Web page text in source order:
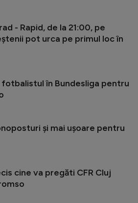
- Rapid, de la 21:00, pe
pot urca pe primul loc în
fotbalistul în Bundesliga pentru
și mai ușoare pentru
cine va pregăti CFR Cluj